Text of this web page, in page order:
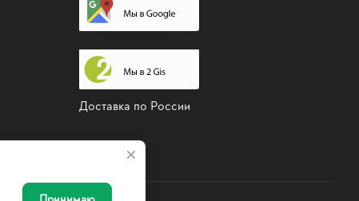
Доставка по России